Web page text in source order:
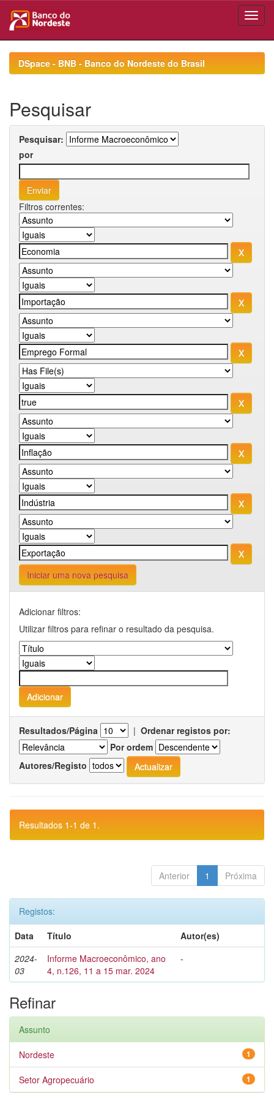
navigationDSpace - BNB - Banco do Nordeste do Brasil
Pesquisar
Pesquisar:
por
Filtros correntes:
Iniciar uma nova pesquisa
Adicionar filtros:
Utilizar filtros para refinar o resultado da pesquisa.
Resultados/Página | Ordenar registos por:
Por ordem
Autores/Registo
Resultados 1-1 de 1.
Anterior 1 Próxima
Registos:
Data
Título
Autor(es)
2024-
03
Informe Macroeconômico, ano
4, n.126, 11 a 15 mar. 2024
-
Refinar
Assunto
1
Nordeste
1
Setor Agropecuário